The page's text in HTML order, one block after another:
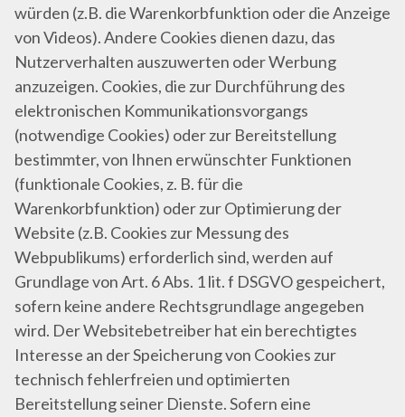
würden (z.B. die Warenkorbfunktion oder die Anzeige
von Videos). Andere Cookies dienen dazu, das
Nutzerverhalten auszuwerten oder Werbung
anzuzeigen. Cookies, die zur Durchführung des
elektronischen Kommunikationsvorgangs
(notwendige Cookies) oder zur Bereitstellung
bestimmter, von Ihnen erwünschter Funktionen
(funktionale Cookies, z. B. für die
Warenkorbfunktion) oder zur Optimierung der
Website (z.B. Cookies zur Messung des
Webpublikums) erforderlich sind, werden auf
Grundlage von Art. 6 Abs. 1 lit. f DSGVO gespeichert,
sofern keine andere Rechtsgrundlage angegeben
wird. Der Websitebetreiber hat ein berechtigtes
Interesse an der Speicherung von Cookies zur
technisch fehlerfreien und optimierten
Bereitstellung seiner Dienste. Sofern eine